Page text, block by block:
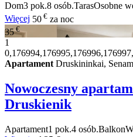
Dom3 pok.8 osób.TarasOsobne
Więcej 50 € za noc
35€
1
Apartament Druskininkai,
Nowoczesny
Druskienik
Apartament1 pok.4 osób.Balkon